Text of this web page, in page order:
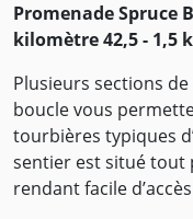
Promenade Spruce
kilomètre 42,5 - 1,5
Plusieurs sections
boucle vous
tourbières typiques
sentier est situé tout
rendant facile